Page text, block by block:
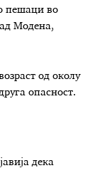
пешаци во
Модена,
од околу
опасност.
дека